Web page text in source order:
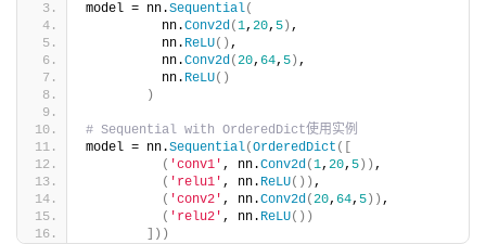
model = nn.Sequential(
          nn.
Conv2d(1,20, 5 ) ,
          nn.
ReLU() ,
          nn.
Conv2d(20, 64, 5 ) ,
          nn.
ReLU()
)
# Sequential with OrderedDict使用实例
model = nn.Sequential(OrderedDict ([
( 'conv1' , nn.Conv2d(1,20, 5 )) ,
( 'relu1' , nn. ReLU()) ,
( 'conv2' , nn.Conv2d(20, 64, 5 )) ,
( 'relu2' , nn. ReLU())
]))